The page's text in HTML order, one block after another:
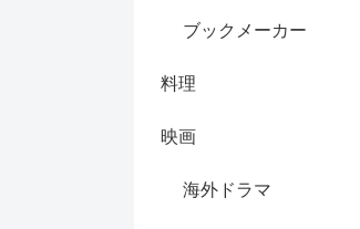
ブックメーカー
料理
映画
海外ドラマ